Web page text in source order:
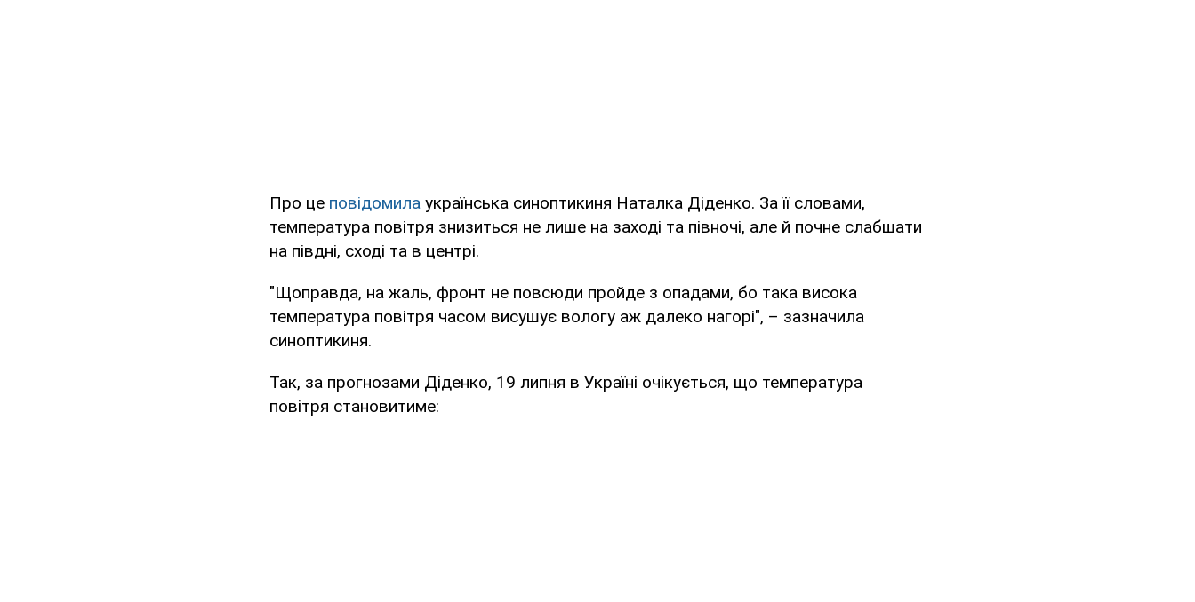
Про це повідомила українська синоптикиня Наталка Діденко. За її словами,
температура повітря знизиться не лише на заході та півночі, але й почне слабшати
на півдні, сході та в центрі.
"Щоправда, на жаль, фронт не повсюди пройде з опадами, бо така висока
температура повітря часом висушує вологу аж далеко нагорі", – зазначила
синоптикиня.
Так, за прогнозами Діденко, 19 липня в Україні очікується, що температура
повітря становитиме: